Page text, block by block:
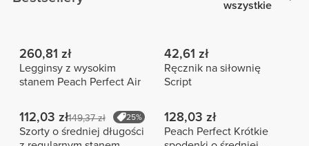
wszystkie
260,81 zł
Legginsy z wysokim
stanem Peach Perfect Air
42,61 zł
Ręcznik na siłownię
Script
112,03 zł149,37 zł 25%
Szorty o średniej długości
128,03 zł
Peach Perfect Krótkie